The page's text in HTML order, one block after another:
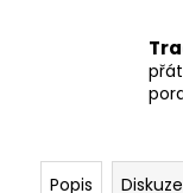
Popis Diskuze